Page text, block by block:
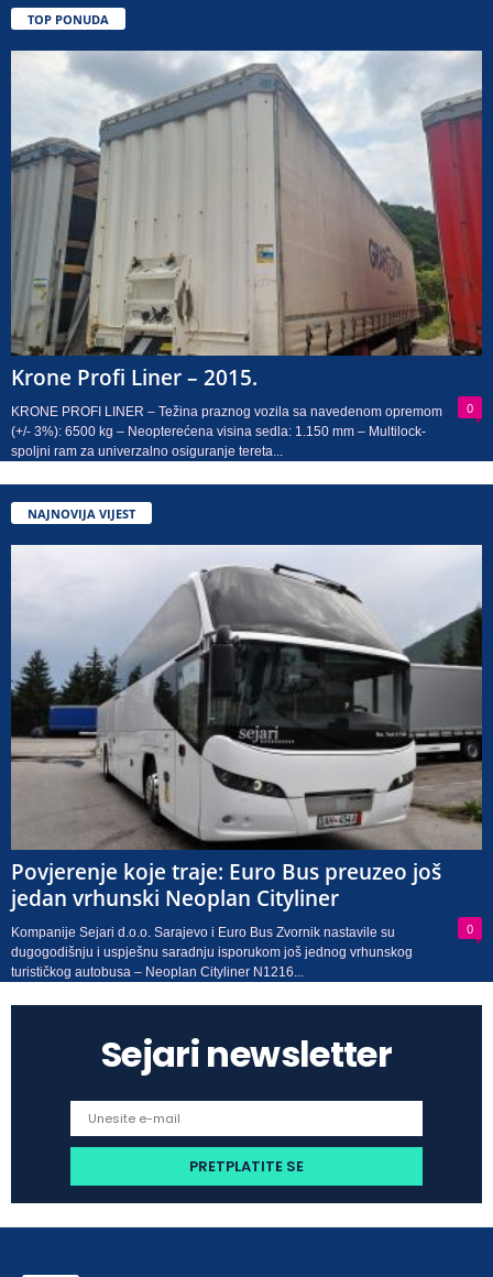
TOP PONUDA
Krone Profi Liner – 2015.
0
KRONE PROFI LINER – Težina praznog vozila sa navedenom opremom
(+/- 3%): 6500 kg – Neopterećena visina sedla: 1.150 mm – Multilock-
spoljni ram za univerzalno osiguranje tereta...
NAJNOVIJA VIJEST
Povjerenje koje traje: Euro Bus preuzeo još
jedan vrhunski Neoplan Cityliner
0
Kompanije Sejari d.o.o. Sarajevo i Euro Bus Zvornik nastavile su
dugogodišnju i uspješnu saradnju isporukom još jednog vrhunskog
turističkog autobusa – Neoplan Cityliner N1216...
Sejari newsletter